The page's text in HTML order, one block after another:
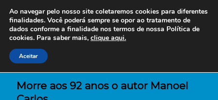
Morre aos 92 anos o autor Manoel
Ao navegar pelo nosso site coletaremos cookies para diferentes
finalidades. Você poderá sempre se opor ao tratamento de
dados conforme a finalidade nos termos de nossa Política de
cookies. Para saber mais, clique aqui.
Aceitar